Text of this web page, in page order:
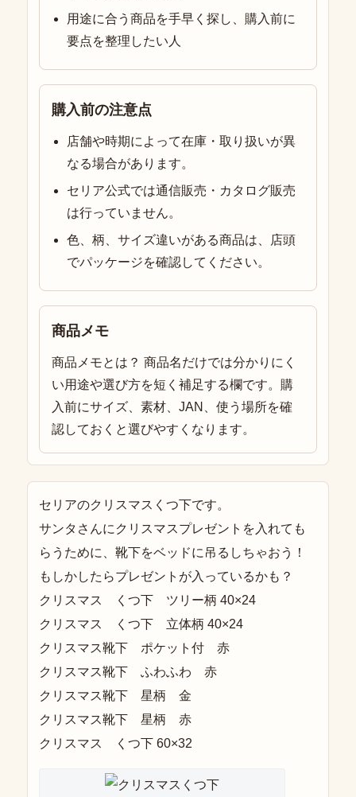
用途に合う商品を手早く探し、購入前に
要点を整理したい人
購入前の注意点
店舗や時期によって在庫・取り扱いが異
なる場合があります。
セリア公式では通信販売・カタログ販売
は行っていません。
色、柄、サイズ違いがある商品は、店頭
でパッケージを確認してください。
商品メモ
商品メモとは？ 商品名だけでは分かりにく
い用途や選び方を短く補足する欄です。購
入前にサイズ、素材、JAN、使う場所を確
認しておくと選びやすくなります。
セリアのクリスマスくつ下です。
サンタさんにクリスマスプレゼントを入れても
らうために、靴下をベッドに吊るしちゃおう！
もしかしたらプレゼントが入っているかも？
クリスマス くつ下 ツリー柄 40×24
クリスマス くつ下 立体柄 40×24
クリスマス靴下 ポケット付 赤
クリスマス靴下 ふわふわ 赤
クリスマス靴下 星柄 金
クリスマス靴下 星柄 赤
クリスマス くつ下 60×32